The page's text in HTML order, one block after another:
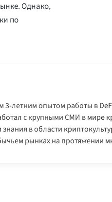
Однако,
по
3-летним опытом работы в
с крупными СМИ в мире
в области
рынках на протяжении